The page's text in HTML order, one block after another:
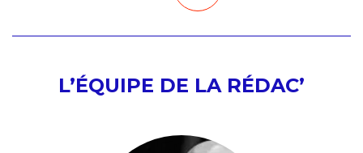
L’ÉQUIPE DE LA RÉDAC’